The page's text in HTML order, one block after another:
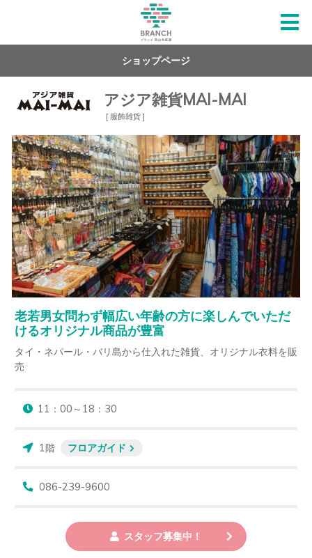
ショップページ
アジア雑貨MAI-MAI
[ 服飾雑貨 ]
老若男女問わず幅広い年齢の方に楽しんでいただ
けるオリジナル商品が豊富
タイ・ネパール・バリ島から仕入れた雑貨、オリジナル衣料を販
売
11：00～18：30
1階 フロアガイド
086-239-9600
スタッフ募集中！